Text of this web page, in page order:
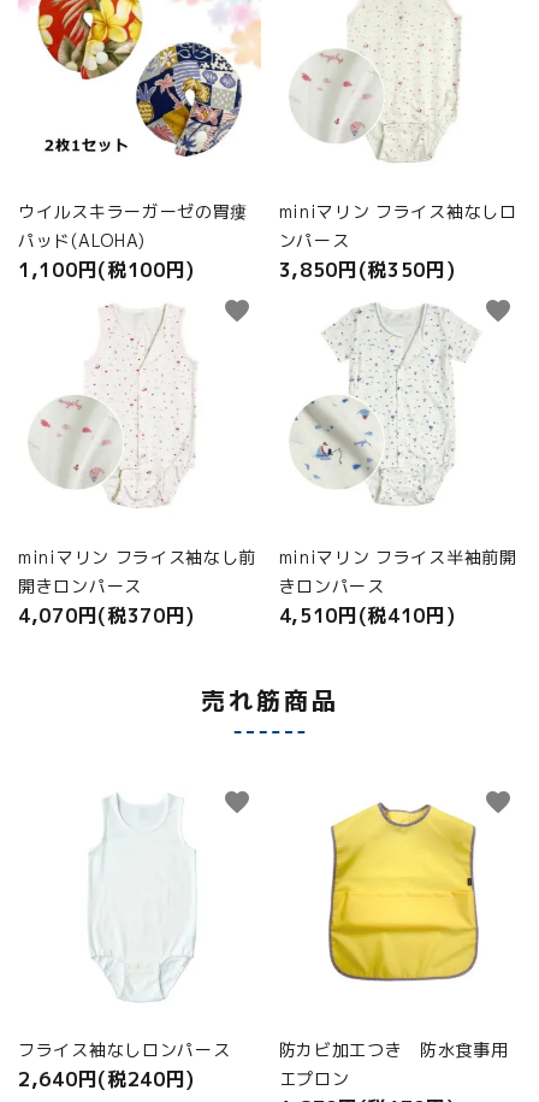
ウイルスキラーガーゼの胃瘻
パッド(ALOHA)
1,100円(税100円)
miniマリン フライス袖なしロ
ンパース
3,850円(税350円)
miniマリン フライス袖なし前
開きロンパース
4,070円(税370円)
favorite
miniマリン フライス半袖前開
きロンパース
4,510円(税410円)
favorite
売れ筋商品
フライス袖なしロンパース
2,640円(税240円)
favorite
防カビ加工つき 防水食事用
エプロン
favorite